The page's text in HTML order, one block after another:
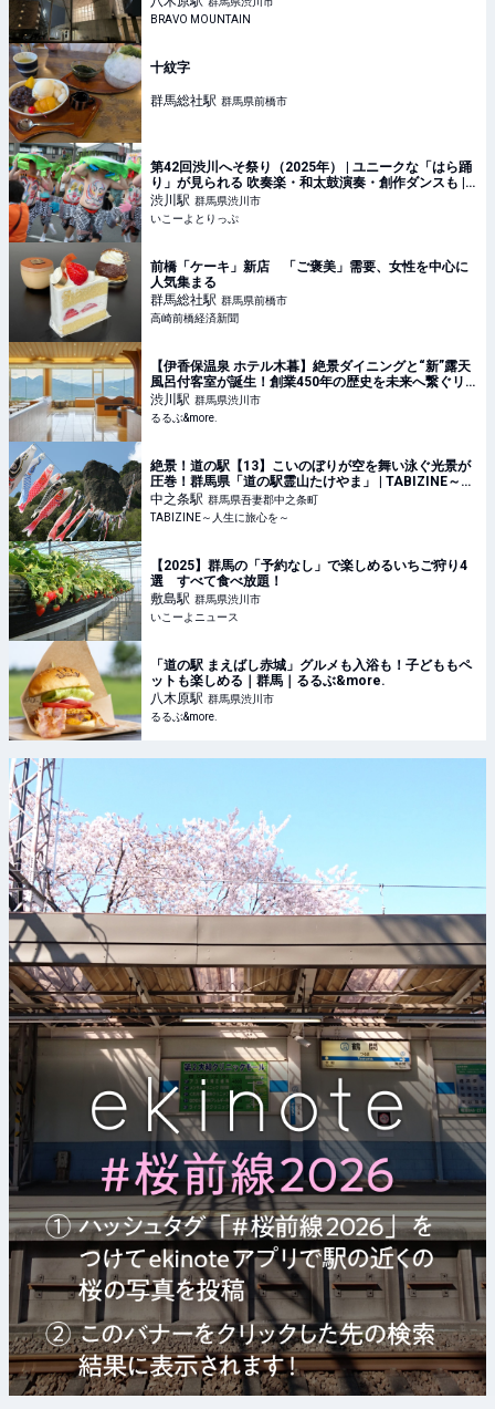
ラベル｜山帰り、今日はどこでととの
BRAVO MOUNTAIN
十紋字
群馬総社駅 群馬県前橋市
第42回渋川へそ祭り（2025年） | ユニークな「はら踊
り」が見られる 吹奏楽・和太鼓演奏・創作ダンスも |
群馬県渋川市 | いこーよとりっぷ
渋川駅 群馬県渋川市
いこーよとりっぷ
前橋「ケーキ」新店 「ご褒美」需要、女性を中心に
人気集まる
群馬総社駅 群馬県前橋市
高崎前橋経済新聞
【伊香保温泉 ホテル木暮】絶景ダイニングと“新”露天
風呂付客室が誕生！創業450年の歴史を未来へ繋ぐリ
ニューアル｜るるぶ&more.
渋川駅 群馬県渋川市
るるぶ&more.
絶景！道の駅【13】こいのぼりが空を舞い泳ぐ光景が
圧巻！群馬県「道の駅霊山たけやま」 | TABIZINE～人
生に旅心を～
中之条駅 群馬県吾妻郡中之条町
TABIZINE～人生に旅心を～
【2025】群馬の「予約なし」で楽しめるいちご狩り4
選 すべて食べ放題！
敷島駅 群馬県渋川市
いこーよニュース
「道の駅 まえばし赤城」グルメも入浴も！子どももペ
ットも楽しめる｜群馬｜るるぶ&more.
八木原駅 群馬県渋川市
るるぶ&more.